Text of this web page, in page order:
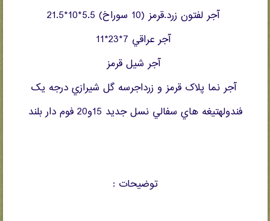
آجر لفتون زرد.قرمز (10 سوراخ) 5.5*10*21.5
آجر عراقي 7*23*11
آجر شيل قرمز
آجر نما پلاک قرمز و زرداجرسه گل شيرازي درجه يک
فندولهتيغه هاي سفالي نسل جديد 15و20 فوم دار بلند
توضيحات :